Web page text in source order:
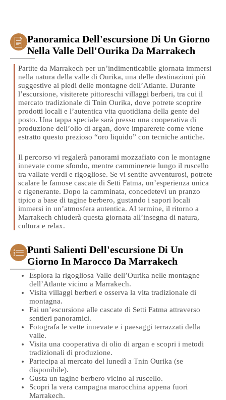
Panoramica Dell'escursione Di Un Giorno
Nella Valle Dell'Ourika Da Marrakech
Partite da Marrakech per un’indimenticabile giornata immersi
nella natura della valle di Ourika, una delle destinazioni più
suggestive ai piedi delle montagne dell’Atlante. Durante
l’escursione, visiterete pittoreschi villaggi berberi, tra cui il
mercato tradizionale di Tnin Ourika, dove potrete scoprire
prodotti locali e l’autentica vita quotidiana della gente del
posto. Una tappa speciale sarà presso una cooperativa di
produzione dell’olio di argan, dove imparerete come viene
estratto questo prezioso “oro liquido” con tecniche antiche.
Il percorso vi regalerà panorami mozzafiato con le montagne
innevate come sfondo, mentre camminerete lungo il ruscello
tra vallate verdi e rigogliose. Se vi sentite avventurosi, potrete
scalare le famose cascate di Setti Fatma, un’esperienza unica
e rigenerante. Dopo la camminata, concedetevi un pranzo
tipico a base di tagine berbero, gustando i sapori locali
immersi in un’atmosfera autentica. Al termine, il ritorno a
Marrakech chiuderà questa giornata all’insegna di natura,
cultura e relax.
Punti Salienti Dell'escursione Di Un
Giorno In Marocco Da Marrakech
Esplora la rigogliosa Valle dell’Ourika nelle montagne
dell’Atlante vicino a Marrakech.
Visita villaggi berberi e osserva la vita tradizionale di
montagna.
Fai un’escursione alle cascate di Setti Fatma attraverso
sentieri panoramici.
Fotografa le vette innevate e i paesaggi terrazzati della
valle.
Visita una cooperativa di olio di argan e scopri i metodi
tradizionali di produzione.
Partecipa al mercato del lunedì a Tnin Ourika (se
disponibile).
Gusta un tagine berbero vicino al ruscello.
Scopri la vera campagna marocchina appena fuori
Marrakech.